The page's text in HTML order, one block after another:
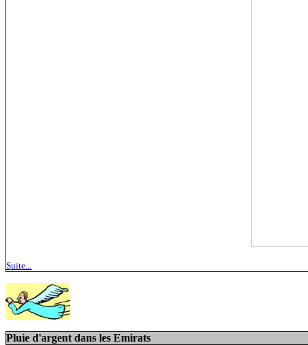
Suite...
Pluie d'argent dans les Emirats